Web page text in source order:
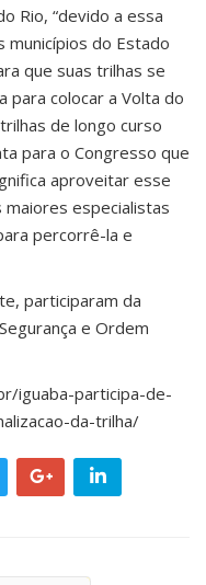
Rio, “devido a essa
municípios do Estado
que suas trilhas se
para colocar a Volta do
de longo curso
para o Congresso que
aproveitar esse
especialistas
percorrê-la e
participaram da
e Ordem
iguaba-participa-de-
da-trilha/